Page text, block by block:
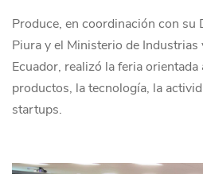
Produce, en coordinación con su
Piura y el Ministerio de
Ecuador, realizó la feria
productos, la tecnología, la
startups.